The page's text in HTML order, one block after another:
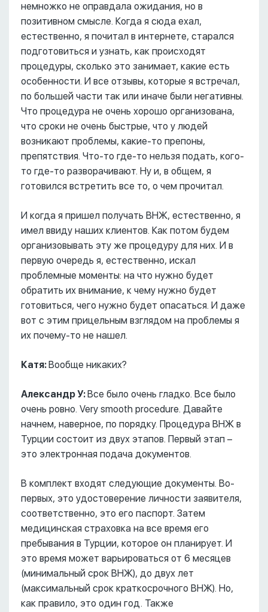
немножко не оправдала ожидания, но в
позитивном смысле. Когда я сюда ехал,
естественно, я почитал в интернете, старался
подготовиться и узнать, как происходят
процедуры, сколько это занимает, какие есть
особенности. И все отзывы, которые я встречал,
по большей части так или иначе были негативны.
Что процедура не очень хорошо организована,
что сроки не очень быстрые, что у людей
возникают проблемы, какие-то препоны,
препятствия. Что-то где-то нельзя подать, кого-
то где-то разворачивают. Ну и, в общем, я
готовился встретить все то, о чем прочитал.
И когда я пришел получать ВНЖ, естественно, я
имел ввиду наших клиентов. Как потом будем
организовывать эту же процедуру для них. И в
первую очередь я, естественно, искал
проблемные моменты: на что нужно будет
обратить их внимание, к чему нужно будет
готовиться, чего нужно будет опасаться. И даже
вот с этим прицельным взглядом на проблемы я
их почему-то не нашел.
Катя: Вообще никаких?
Александр У: Все было очень гладко. Все было
очень ровно. Very smooth procedure. Давайте
начнем, наверное, по порядку. Процедура ВНЖ в
Турции состоит из двух этапов. Первый этап –
это электронная подача документов.
В комплект входят следующие документы. Во-
первых, это удостоверение личности заявителя,
соответственно, это его паспорт. Затем
медицинская страховка на все время его
пребывания в Турции, которое он планирует. И
это время может варьироваться от 6 месяцев
(минимальный срок ВНЖ), до двух лет
(максимальный срок краткосрочного ВНЖ). Но,
как правило, это один год. Также